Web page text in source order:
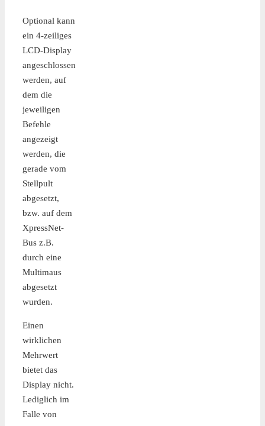
Optional kann
ein 4-zeiliges
LCD-Display
angeschlossen
werden, auf
dem die
jeweiligen
Befehle
angezeigt
werden, die
gerade vom
Stellpult
abgesetzt,
bzw. auf dem
XpressNet-
Bus z.B.
durch eine
Multimaus
abgesetzt
wurden.
Einen
wirklichen
Mehrwert
bietet das
Display nicht.
Lediglich im
Falle von